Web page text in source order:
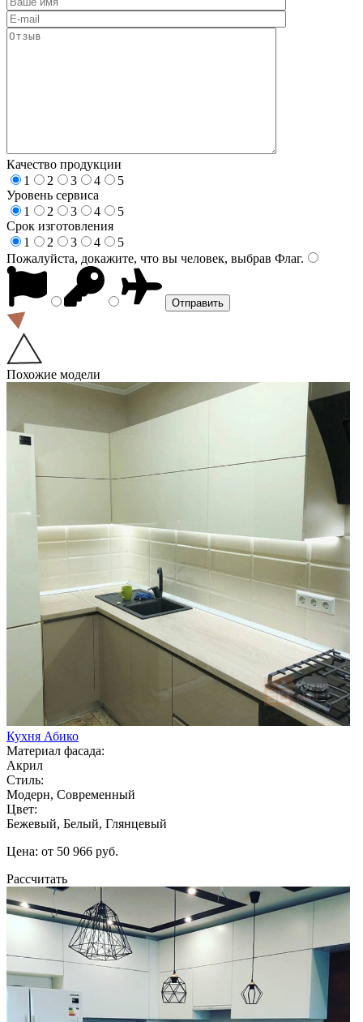
Качество продукции
1
2 3 4
5
Уровень сервиса
1
2 3 4
5
Срок изготовления
1
2 3 4
5
Пожалуйста, докажите, что вы человек, выбрав Флаг.
Похожие модели
Кухня Абико
Материал фасада:
Акрил
Стиль:
Модерн, Современный
Цвет:
Бежевый, Белый, Глянцевый
Цена: от 50 966 руб.
Рассчитать